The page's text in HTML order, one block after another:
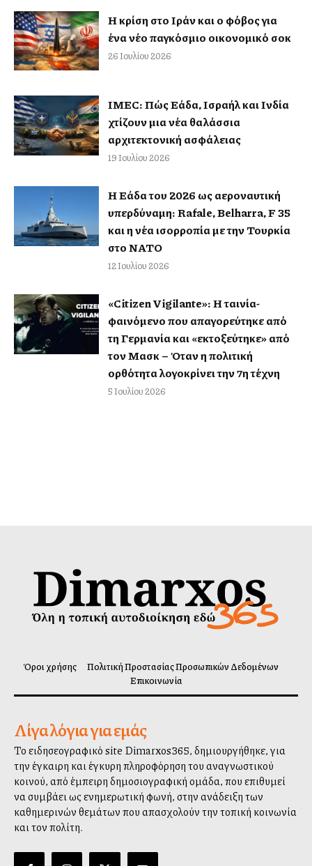
Η κρίση στο Ιράν και ο φόβος για
ένα νέο παγκόσμιο οικονομικό σοκ
26 Ιουλίου 2026
IMEC: Πώς Ελλάδα, Ισραήλ και Ινδία
χτίζουν μια νέα θαλάσσια
αρχιτεκτονική ασφάλειας
19 Ιουλίου 2026
Η Ελλάδα του 2026 ως αεροναυτική
υπερδύναμη: Rafale, Belharra, F 35
και η νέα ισορροπία με την Τουρκία
στο ΝΑΤΟ
12 Ιουλίου 2026
«Citizen Vigilante»: Η ταινία-
φαινόμενο που απαγορεύτηκε από
τη Γερμανία και «εκτοξεύτηκε» από
τον Μασκ – Όταν η πολιτική
ορθότητα λογοκρίνει την 7η τέχνη
5 Ιουλίου 2026
Όροι χρήσης
Πολιτική Προστασίας Προσωπικών Δεδομένων
Επικοινωνία
Λίγα λόγια για εμάς
Το ειδησεογραφικό site Dimarxos365, δημιουργήθηκε, για
την έγκαιρη και έγκυρη πληροφόρηση του αναγνωστικού
κοινού, από έμπειρη δημοσιογραφική ομάδα, που επιθυμεί
να συμβάλλει ως ενημερωτική φωνή, στην ανάδειξη των
καθημερινών θεμάτων που απασχολούν την τοπική κοινωνία
και τον πολίτη.